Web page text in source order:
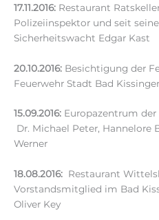
17.11.2016: Restaurant
Polizeiinspektor und seit
Sicherheitswacht Edgar Kast
20.10.2016: Besichtigung der
Feuerwehr Stadt Bad
15.09.2016: Europazentrum
Dr. Michael Peter, Hannelore
Werner
18.08.2016: Restaurant
Vorstandsmitglied im Bad
Oliver Key